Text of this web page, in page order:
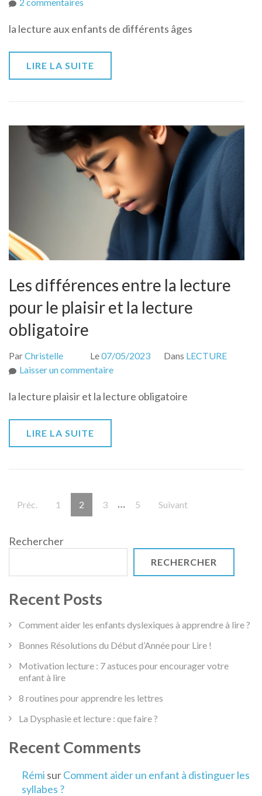
meilleures
enseigner
enfants
de
différents
âges
la lecture aux enfants de différents âges
LIRE LA SUITE
Les différences entre la lecture
pour le plaisir et la lecture
obligatoire
ParChristelle Le07/05/2023 Dans LECTURE
Laisser un commentairesur
différences
la
la lecture plaisir et la lecture obligatoire
LIRE LA SUITE
Pagination
des
Préc. Page
1 Page
2 Page
3 … Page
5 Suivant
Rechercher
RECHERCHER
Recent Posts
Comment aider les enfants dyslexiques à apprendre à lire ?
Bonnes Résolutions du Début d’Année pour Lire !
Motivation lecture : 7 astuces pour encourager votre
enfant à lire
8 routines pour apprendre les lettres
La Dysphasie et lecture : que faire ?
Recent Comments
Rémi surComment aider un enfant à distinguer les
syllabes ?